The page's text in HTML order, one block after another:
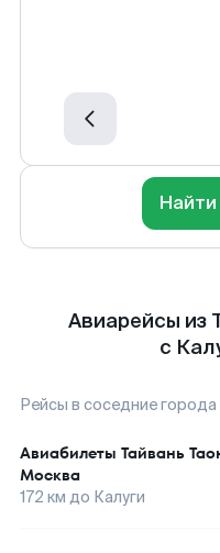
Авиарейсы из
с
Рейсы в соседние города
Авиабилеты Тайвань
Москва
172 км до Калуги